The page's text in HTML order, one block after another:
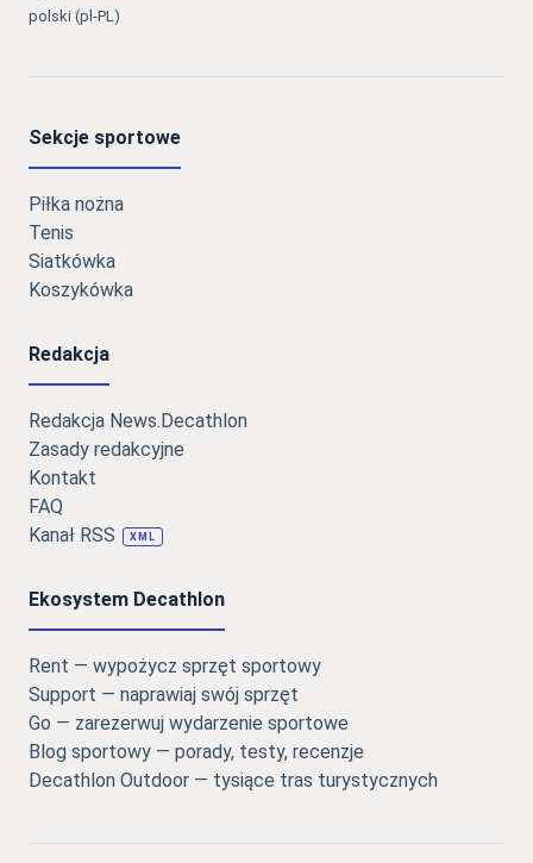
polski (pl-PL)
Sekcje sportowe
Piłka nożna
Tenis
Siatkówka
Koszykówka
Redakcja
Redakcja News.Decathlon
Zasady redakcyjne
Kontakt
FAQ
Kanał RSS
XML
Ekosystem Decathlon
Rent — wypożycz sprzęt sportowy
Support — naprawiaj swój sprzęt
Go — zarezerwuj wydarzenie sportowe
Blog sportowy — porady, testy, recenzje
Decathlon Outdoor — tysiące tras turystycznych